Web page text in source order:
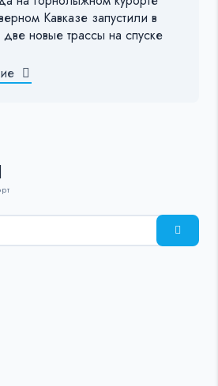
Кавказе запустили в
новые трассы на спуске